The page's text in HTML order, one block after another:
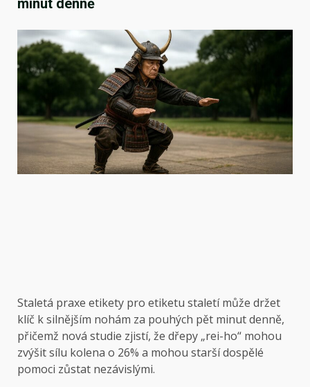
minut denně
Staletá praxe etikety pro etiketu staletí může držet
klíč k silnějším nohám za pouhých pět minut denně,
přičemž nová studie zjistí, že dřepy „rei-ho“ mohou
zvýšit sílu kolena o 26% a mohou starší dospělé
pomoci zůstat nezávislými.